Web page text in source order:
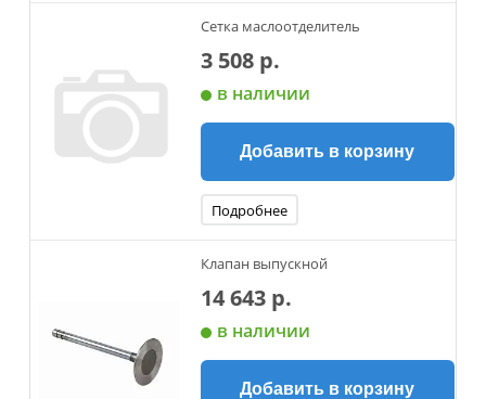
Сетка маслоотделитель
3 508 р.
в наличии
Добавить в корзину
Подробнее
Клапан выпускной
14 643 р.
в наличии
Добавить в корзину